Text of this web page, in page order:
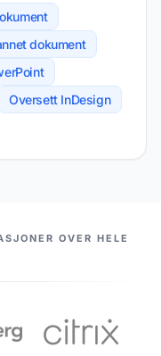
dokument
Oversett InDesign
OVER HELE